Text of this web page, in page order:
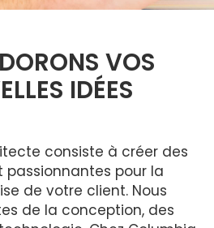
ouvrant
de lumière
pour toit
plat
Personnalisées
lumière
intelligente
produits
VOS
IDÉES
consiste à créer des
passionnantes pour la
de votre client. Nous
de la conception, des